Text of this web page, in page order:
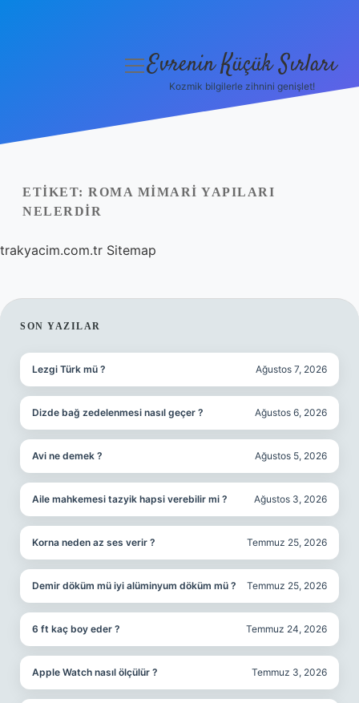
Yasal Uyarı
menüyü
Evrenin Küçük Sırları
Kozmik bilgilerle zihnini genişlet!
ETIKET: ROMA MIMARI YAPILARI
NELERDIR
trakyacim.com.tr Sitemap
SIDEBAR
SON YAZILAR
Lezgi Türk mü ? Ağustos 7, 2026
Dizde bağ zedelenmesi nasıl geçer ? Ağustos 6, 2026
Avi ne demek ? Ağustos 5, 2026
Aile mahkemesi tazyik hapsi verebilir mi ? Ağustos 3, 2026
Korna neden az ses verir ? Temmuz 25, 2026
Demir döküm mü iyi alüminyum döküm mü ? Temmuz 25, 2026
6 ft kaç boy eder ? Temmuz 24, 2026
Apple Watch nasıl ölçülür ? Temmuz 3, 2026